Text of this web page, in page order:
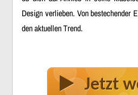
Design verlieben. Von bestechender
den aktuellen Trend.
Jetzt